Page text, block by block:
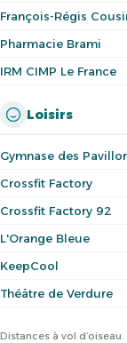
François-Régis
Pharmacie Brami
IRM CIMP Le France
Loisirs
Gymnase des
Crossfit Factory
Crossfit Factory 92
L'Orange Bleue
KeepCool
Théâtre de Verdure
Distances à vol